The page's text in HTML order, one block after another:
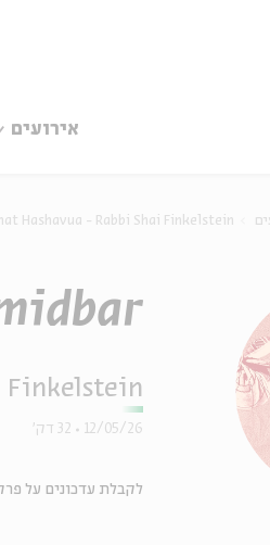
אירועים
Hashavua - Rabbi Shai Finkelstein
Finkelstein
12/05/26 32 דק'
לקבלת עדכונים על